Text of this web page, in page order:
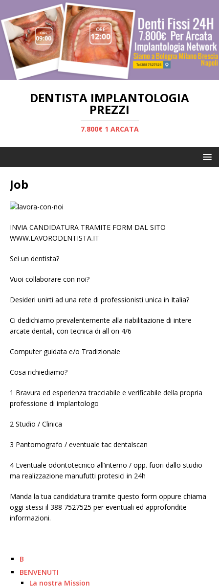
DENTISTA IMPLANTOLOGIA
PREZZI
7.800€ 1 ARCATA
Job
INVIA CANDIDATURA TRAMITE FORM DAL SITO
WWW.LAVORODENTISTA.IT
Sei un dentista?
Vuoi collaborare con noi?
Desideri unirti ad una rete di professionisti unica in Italia?
Ci dedichiamo prevalentemente alla riabilitazione di intere
arcate dentali, con tecnica di all on 4/6
Computer guidata e/o Tradizionale
Cosa richiediamo?
1 Bravura ed esperienza tracciabile e verificabile della propria
professione di implantologo
2 Studio / Clinica
3 Pantomografo / eventuale tac dentalscan
4 Eventuale odontotecnico all’interno / opp. fuori dallo studio
ma realizzazione manufutti protesici in 24h
Manda la tua candidatura tramite questo form oppure chiama
oggi stessi il 388 7527525 per eventuali ed approfondite
informazioni.
B
BENVENUTI
La nostra Mission